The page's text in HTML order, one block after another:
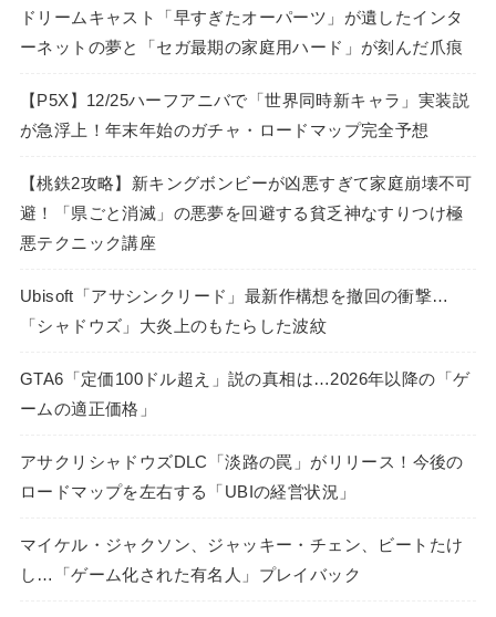
ドリームキャスト「早すぎたオーパーツ」が遺したインタ
ーネットの夢と「セガ最期の家庭用ハード」が刻んだ爪痕
【P5X】12/25ハーフアニバで「世界同時新キャラ」実装説
が急浮上！年末年始のガチャ・ロードマップ完全予想
【桃鉄2攻略】新キングボンビーが凶悪すぎて家庭崩壊不可
避！「県ごと消滅」の悪夢を回避する貧乏神なすりつけ極
悪テクニック講座
Ubisoft「アサシンクリード」最新作構想を撤回の衝撃…
「シャドウズ」大炎上のもたらした波紋
GTA6「定価100ドル超え」説の真相は…2026年以降の「ゲ
ームの適正価格」
アサクリシャドウズDLC「淡路の罠」がリリース！今後の
ロードマップを左右する「UBIの経営状況」
マイケル・ジャクソン、ジャッキー・チェン、ビートたけ
し…「ゲーム化された有名人」プレイバック